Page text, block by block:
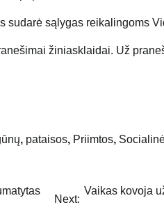
sudarė sąlygas reikalingoms
žiniasklaidai. Už
, pataisos, Priimtos,
Next:
Vaikas kovoja